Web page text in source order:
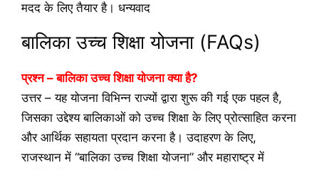
मदद के लिए तैयार है। धन्यवाद
बालिका उच्च शिक्षा योजना (FAQs)
प्रश्न – बालिका उच्च शिक्षा योजना क्या है?
उत्तर – यह योजना विभिन्न राज्यों द्वारा शुरू की गई एक पहल है,
जिसका उद्देश्य बालिकाओं को उच्च शिक्षा के लिए प्रोत्साहित करना
और आर्थिक सहायता प्रदान करना है। उदाहरण के लिए,
राजस्थान में “बालिका उच्च शिक्षा योजना” और महाराष्ट्र में